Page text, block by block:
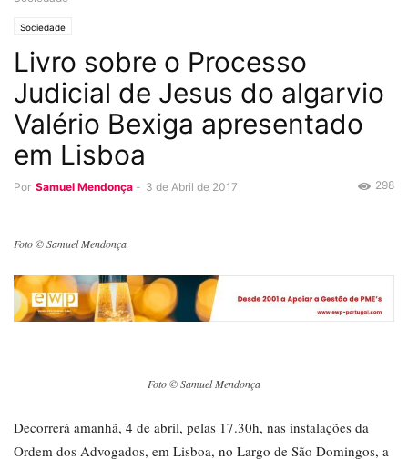
Sociedade
Livro sobre o Processo
Judicial de Jesus do algarvio
Valério Bexiga apresentado
em Lisboa
Por Samuel Mendonça - 3 de Abril de 2017 298
Foto © Samuel Mendonça
Foto © Samuel Mendonça
Decorrerá amanhã, 4 de abril, pelas 17.30h, nas instalações da
Ordem dos Advogados, em Lisboa, no Largo de São Domingos, a